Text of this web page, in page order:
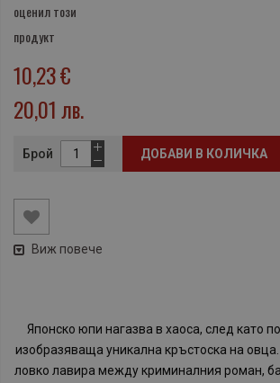
оценил този
продукт
10,23 €
20,01 лв.
Брой ДОБАВИ В КОЛИЧКА
Виж повече
​Японско юпи нагазва в хаоса, след като
изобразяваща уникална кръстоска на
ловко лавира между криминалния роман,